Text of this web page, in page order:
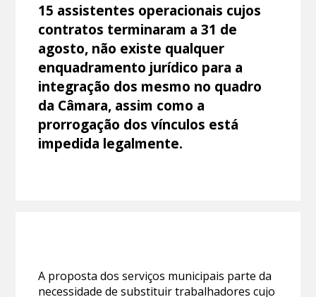
15 assistentes operacionais cujos
contratos terminaram a 31 de
agosto, não existe qualquer
enquadramento jurídico para a
integração dos mesmo no quadro
da Câmara, assim como a
prorrogação dos vínculos está
impedida legalmente.
A proposta dos serviços municipais parte da
necessidade de substituir trabalhadores cujo